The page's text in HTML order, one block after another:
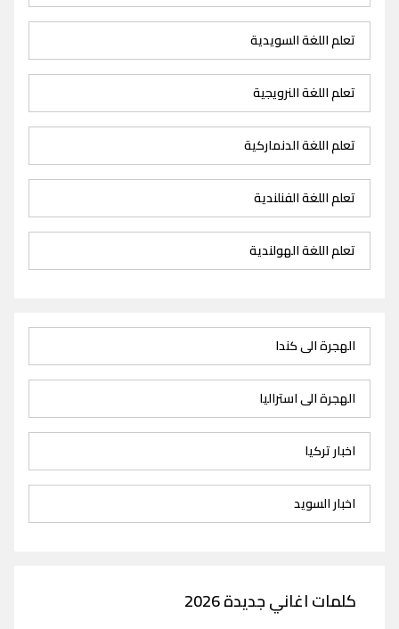
تعلم اللغة السويدية
تعلم اللغة النرويجية
تعلم اللغة الدنماركية
تعلم اللغة الفنلندية
تعلم اللغة الهولندية
الهجرة الى كندا
الهجرة الى استراليا
اخبار تركيا
اخبار السويد
كلمات اغاني جديدة 2026